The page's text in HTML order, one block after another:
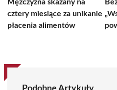
Mężczyzna skazany na
cztery miesiące za unikanie
płacenia alimentów